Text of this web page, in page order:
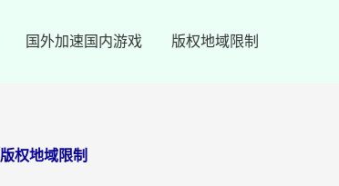
国外加速国内游戏 版权地域限制
版权地域限制